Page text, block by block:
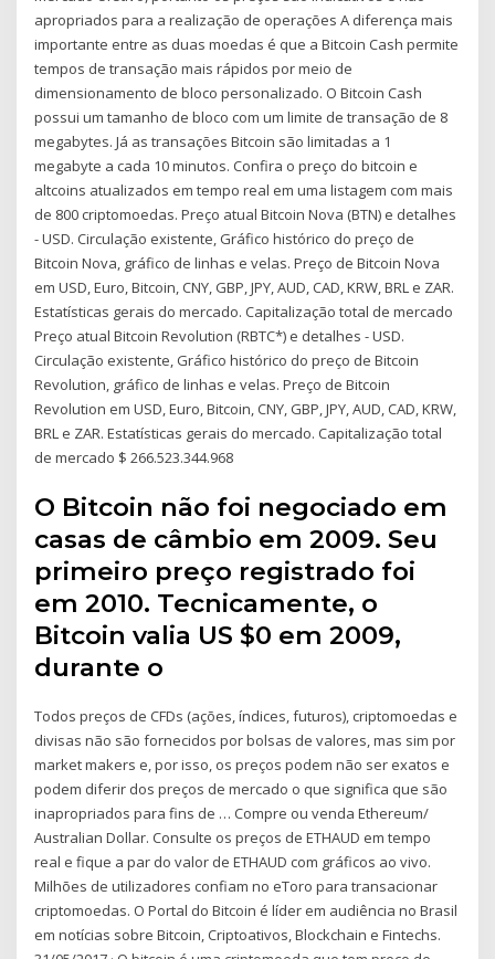
apropriados para a realização de operações A diferença mais
importante entre as duas moedas é que a Bitcoin Cash permite
tempos de transação mais rápidos por meio de
dimensionamento de bloco personalizado. O Bitcoin Cash
possui um tamanho de bloco com um limite de transação de 8
megabytes. Já as transações Bitcoin são limitadas a 1
megabyte a cada 10 minutos. Confira o preço do bitcoin e
altcoins atualizados em tempo real em uma listagem com mais
de 800 criptomoedas. Preço atual Bitcoin Nova (BTN) e detalhes
- USD. Circulação existente, Gráfico histórico do preço de
Bitcoin Nova, gráfico de linhas e velas. Preço de Bitcoin Nova
em USD, Euro, Bitcoin, CNY, GBP, JPY, AUD, CAD, KRW, BRL e ZAR.
Estatísticas gerais do mercado. Capitalização total de mercado
Preço atual Bitcoin Revolution (RBTC*) e detalhes - USD.
Circulação existente, Gráfico histórico do preço de Bitcoin
Revolution, gráfico de linhas e velas. Preço de Bitcoin
Revolution em USD, Euro, Bitcoin, CNY, GBP, JPY, AUD, CAD, KRW,
BRL e ZAR. Estatísticas gerais do mercado. Capitalização total
de mercado $ 266.523.344.968
O Bitcoin não foi negociado em
casas de câmbio em 2009. Seu
primeiro preço registrado foi
em 2010. Tecnicamente, o
Bitcoin valia US $0 em 2009,
durante o
Todos preços de CFDs (ações, índices, futuros), criptomoedas e
divisas não são fornecidos por bolsas de valores, mas sim por
market makers e, por isso, os preços podem não ser exatos e
podem diferir dos preços de mercado o que significa que são
inapropriados para fins de … Compre ou venda Ethereum/
Australian Dollar. Consulte os preços de ETHAUD em tempo
real e fique a par do valor de ETHAUD com gráficos ao vivo.
Milhões de utilizadores confiam no eToro para transacionar
criptomoedas. O Portal do Bitcoin é líder em audiência no Brasil
em notícias sobre Bitcoin, Criptoativos, Blockchain e Fintechs.